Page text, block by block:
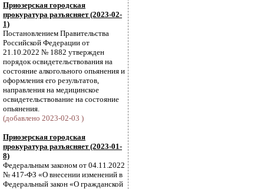
Приозерская городская
прокуратура разъясняет (2023-02-
1)
Постановлением Правительства
Российской Федерации от
21.10.2022 № 1882 утвержден
порядок освидетельствования на
состояние алкогольного опьянения и
оформления его результатов,
направления на медицинское
освидетельствование на состояние
опьянения.
(добавлено 2023-02-03 )
Приозерская городская
прокуратура разъясняет (2023-01-
8)
Федеральным законом от 04.11.2022
№ 417-ФЗ «О внесении изменений в
Федеральный закон «О гражданской